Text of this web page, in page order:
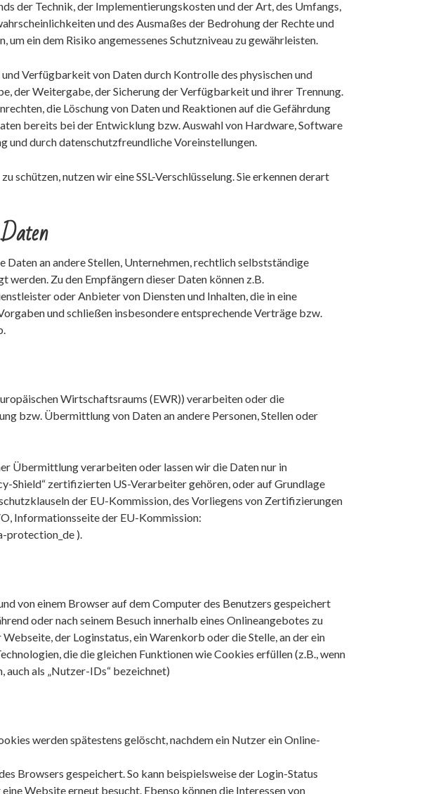
der Technik, der Implementierungskosten und der Art, des Umfangs,
und des Ausmaßes der Bedrohung der Rechte und
ein dem Risiko angemessenes Schutzniveau zu gewährleisten.
Verfügbarkeit von Daten durch Kontrolle des physischen und
der Weitergabe, der Sicherung der Verfügbarkeit und ihrer Trennung.
die Löschung von Daten und Reaktionen auf die Gefährdung
bereits bei der Entwicklung bzw. Auswahl von Hardware, Software
und durch datenschutzfreundliche Voreinstellungen.
nutzen wir eine SSL-Verschlüsselung. Sie erkennen derart
Daten an andere Stellen, Unternehmen, rechtlich selbstständige
Zu den Empfängern dieser Daten können z.B.
oder Anbieter von Diensten und Inhalten, die in eine
und schließen insbesondere entsprechende Verträge bzw.
Wirtschaftsraums (EWR)) verarbeiten oder die
bzw. Übermittlung von Daten an andere Personen, Stellen oder
Übermittlung verarbeiten oder lassen wir die Daten nur in
Shield“ zertifizierten US-Verarbeiter gehören, oder auf Grundlage
der EU-Kommission, des Vorliegens von Zertifizierungen
Informationsseite der EU-Kommission:
protection_de ).
von einem Browser auf dem Computer des Benutzers gespeichert
oder nach seinem Besuch innerhalb eines Onlineangebotes zu
der Loginstatus, ein Warenkorb oder die Stelle, an der ein
die die gleichen Funktionen wie Cookies erfüllen (z.B., wenn
auch als „Nutzer-IDs“ bezeichnet)
werden spätestens gelöscht, nachdem ein Nutzer ein Online-
Browsers gespeichert. So kann beispielsweise der Login-Status
Website erneut besucht. Ebenso können die Interessen von